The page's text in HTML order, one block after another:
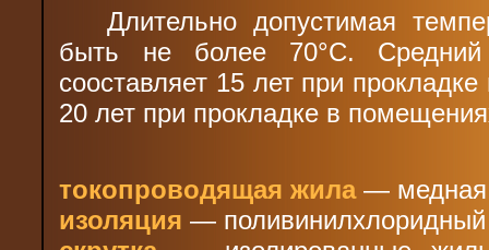
Длительно допустимая
быть не более 70°С.
сооставляет 15 лет при
20 лет при прокладке в
токопроводящая жила— медная,
изоляция — поливинилхлоридный